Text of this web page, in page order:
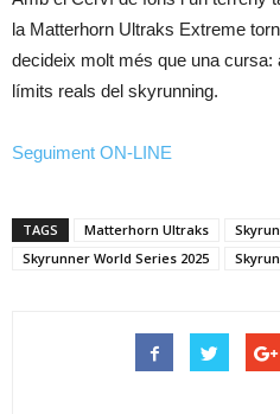
la Matterhorn Ultraks Extreme
decideix molt més que una cursa:
límits reals del skyrunning.
Seguiment ON-LINE
TAGS Matterhorn Ultraks
Skyrunner World Series 2025